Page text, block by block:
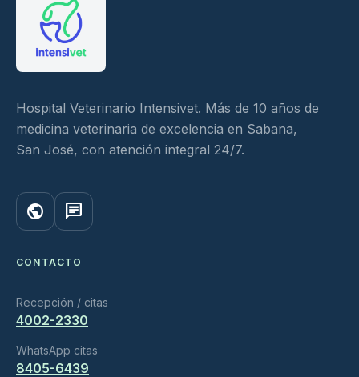
Hospital Veterinario Intensivet. Más de 10 años de
medicina veterinaria de excelencia en Sabana,
San José, con atención integral 24/7.
public chat
CONTACTO
Recepción / citas
4002-2330
WhatsApp citas
8405-6439